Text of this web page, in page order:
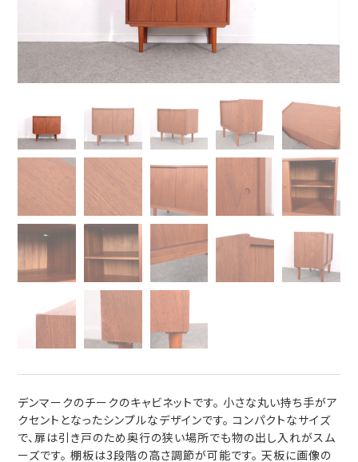
デンマークのチークのキャビネットです。 小さな丸い持ち手がア
クセントとなったシンプルなデザインです。 コンパクトなサイズ
で、扉は引き戸のため奥行の狭い場所でも物の出し入れがスム
ーズです。 棚板は3段階の高さ調節が可能です。 天板に画像の